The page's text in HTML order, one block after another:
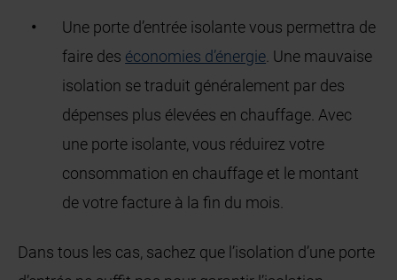
Une porte d’entrée isolante vous permettra de
faire des économies d’énergie . Une mauvaise
isolation se traduit généralement par des
dépenses plus élevées en chauffage. Avec
une porte isolante, vous réduirez votre
consommation en chauffage et le montant
de votre facture à la fin du mois.
Dans tous les cas, sachez que l’isolation d’une porte